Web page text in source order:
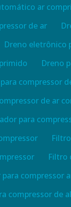
ar
de ar
Dreno eletrônico
Dreno
compressor
de ar
para
Filtro
para compressor
compressor de